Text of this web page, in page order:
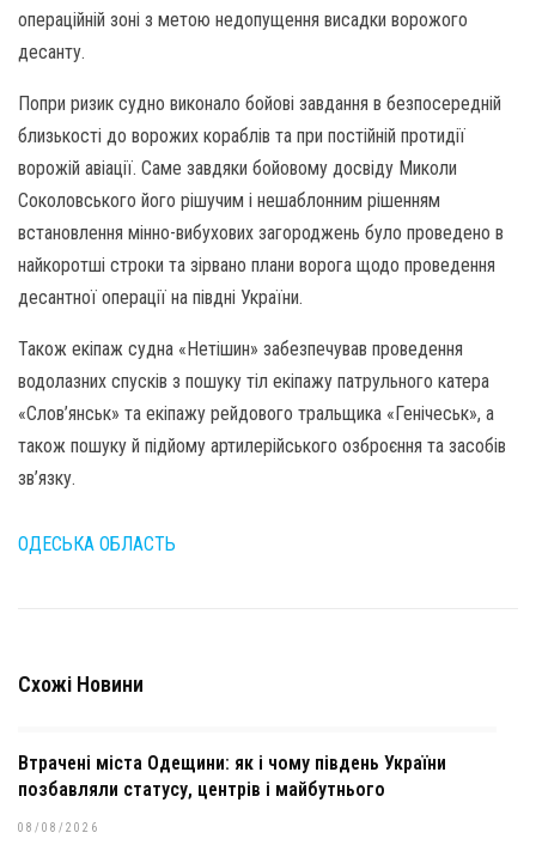
операційній зоні з метою недопущення висадки ворожого
десанту.
Попри ризик судно виконало бойові завдання в безпосередній
близькості до ворожих кораблів та при постійній протидії
ворожій авіації. Саме завдяки бойовому досвіду Миколи
Соколовського його рішучим і нешаблонним рішенням
встановлення мінно-вибухових загороджень було проведено в
найкоротші строки та зірвано плани ворога щодо проведення
десантної операції на півдні України.
Також екіпаж судна «Нетішин» забезпечував проведення
водолазних спусків з пошуку тіл екіпажу патрульного катера
«Слов’янськ» та екіпажу рейдового тральщика «Генічеськ», а
також пошуку й підйому артилерійського озброєння та засобів
зв’язку.
ОДЕСЬКА ОБЛАСТЬ
Схожі Новини
Втрачені міста Одещини: як і чому південь України
позбавляли статусу, центрів і майбутнього
08/08/2026